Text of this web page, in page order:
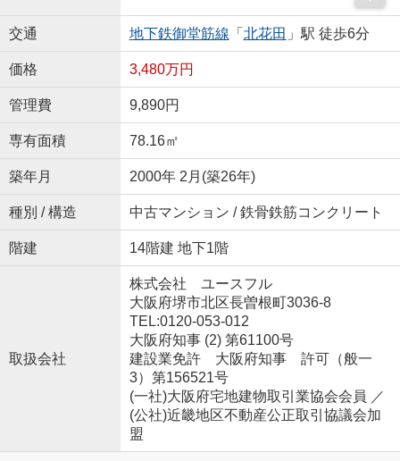
交通 地下鉄御堂筋線 「 北花田 」駅 徒歩6分
価格 3,480万円
管理費 9,890円
専有面積 78.16㎡
築年月 2000年 2月(築26年)
種別 / 構造 中古マンション / 鉄骨鉄筋コンクリート
階建 14階建 地下1階
取扱会社
株式会社 ユースフル
大阪府堺市北区長曽根町3036-8
TEL:0120-053-012
大阪府知事 (2) 第61100号
建設業免許 大阪府知事 許可（般一
3）第156521号
(一社)大阪府宅地建物取引業協会会員 ／
(公社)近畿地区不動産公正取引協議会加
盟